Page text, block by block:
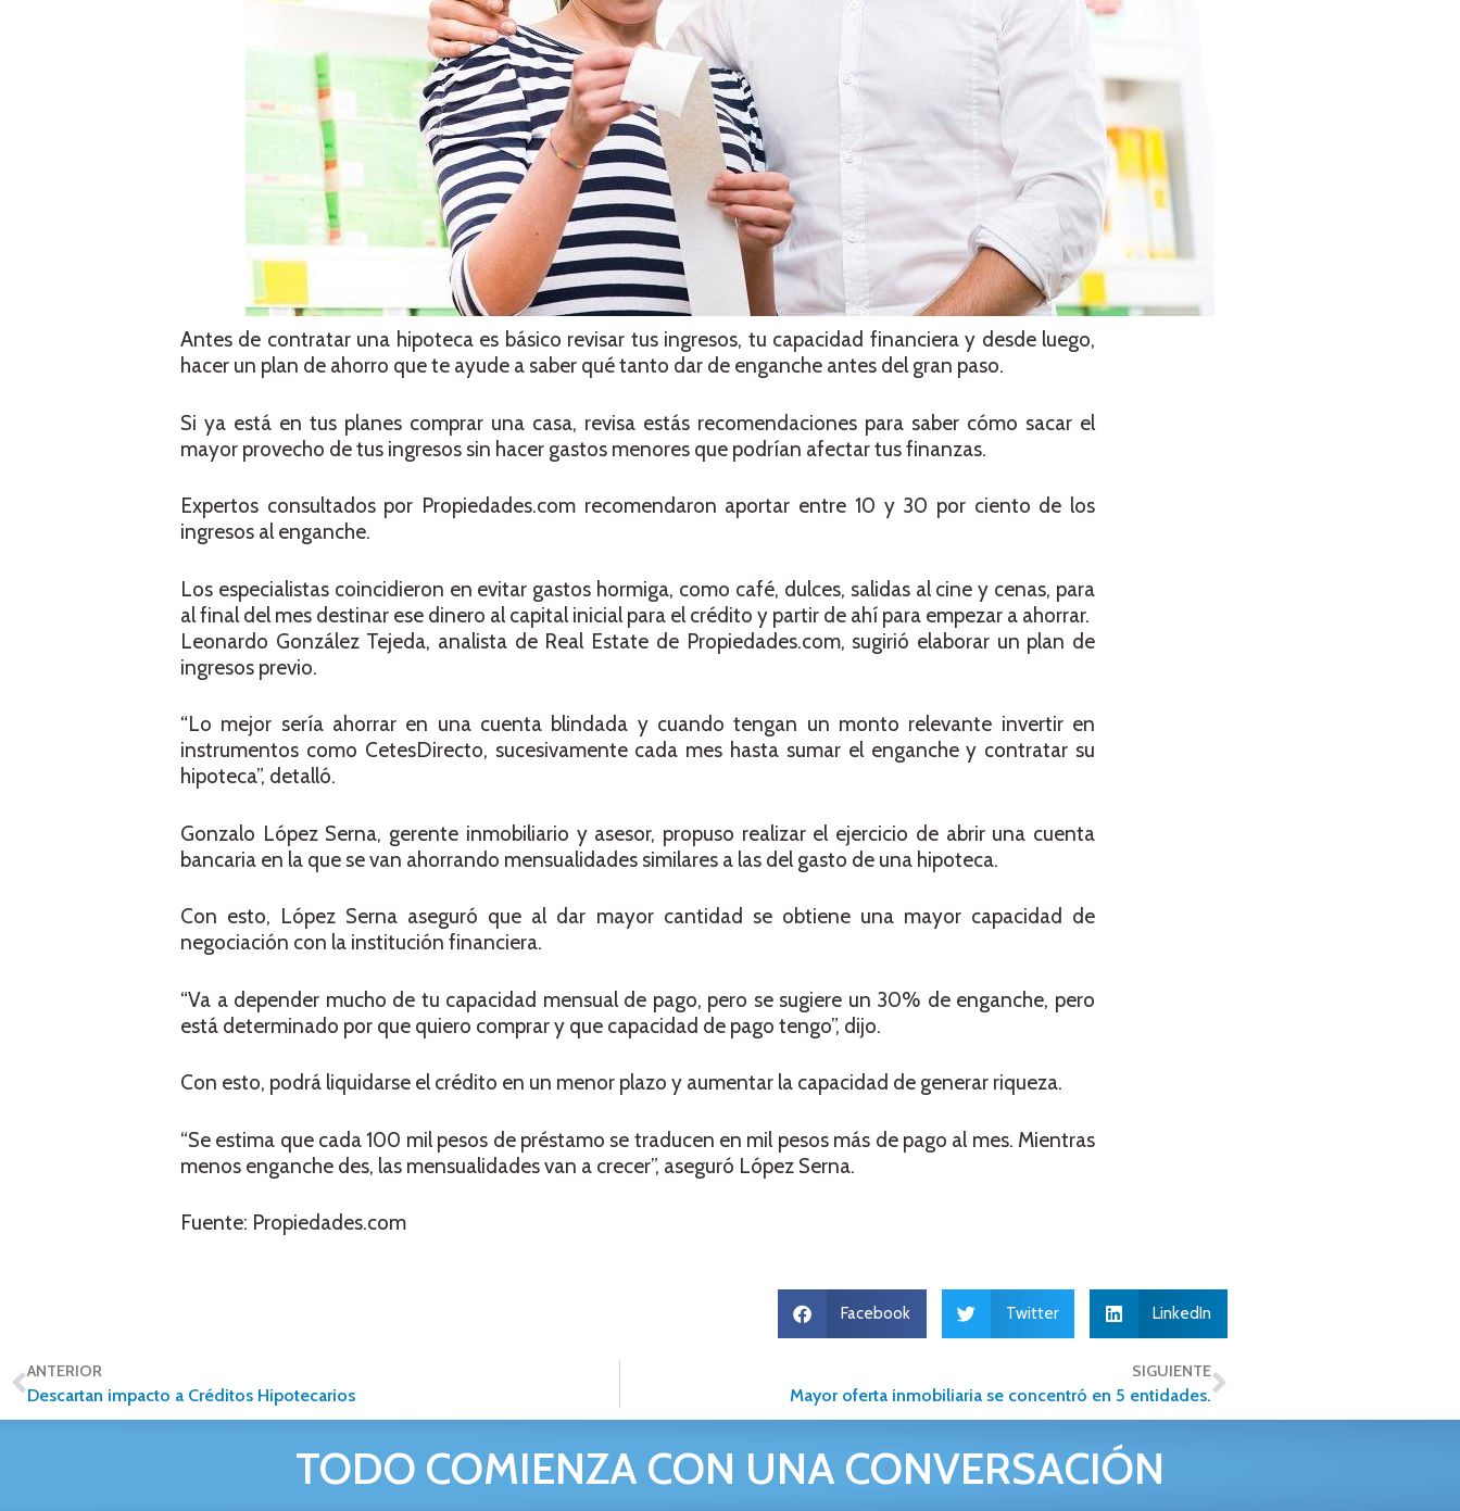
Antes de contratar una hipoteca es básico revisar tus ingresos, tu capacidad financiera y desde luego,
hacer un plan de ahorro que te ayude a saber qué tanto dar de enganche antes del gran paso.
Si ya está en tus planes comprar una casa, revisa estás recomendaciones para saber cómo sacar el
mayor provecho de tus ingresos sin hacer gastos menores que podrían afectar tus finanzas.
Expertos consultados por Propiedades.com recomendaron aportar entre 10 y 30 por ciento de los
ingresos al enganche.
Los especialistas coincidieron en evitar gastos hormiga, como café, dulces, salidas al cine y cenas, para
al final del mes destinar ese dinero al capital inicial para el crédito y partir de ahí para empezar a ahorrar.
Leonardo González Tejeda, analista de Real Estate de Propiedades.com, sugirió elaborar un plan de
ingresos previo.
“Lo mejor sería ahorrar en una cuenta blindada y cuando tengan un monto relevante invertir en
instrumentos como CetesDirecto, sucesivamente cada mes hasta sumar el enganche y contratar su
hipoteca”, detalló.
Gonzalo López Serna, gerente inmobiliario y asesor, propuso realizar el ejercicio de abrir una cuenta
bancaria en la que se van ahorrando mensualidades similares a las del gasto de una hipoteca.
Con esto, López Serna aseguró que al dar mayor cantidad se obtiene una mayor capacidad de
negociación con la institución financiera.
“Va a depender mucho de tu capacidad mensual de pago, pero se sugiere un 30% de enganche, pero
está determinado por que quiero comprar y que capacidad de pago tengo”, dijo.
Con esto, podrá liquidarse el crédito en un menor plazo y aumentar la capacidad de generar riqueza.
“Se estima que cada 100 mil pesos de préstamo se traducen en mil pesos más de pago al mes. Mientras
menos enganche des, las mensualidades van a crecer”, aseguró López Serna.
Fuente: Propiedades.com
Facebook Twitter LinkedIn
ANTERIOR
Descartan impacto a Créditos Hipotecarios
SIGUIENTE
Mayor oferta inmobiliaria se concentró en 5 entidades.
TODO COMIENZA CON UNA CONVERSACIÓN